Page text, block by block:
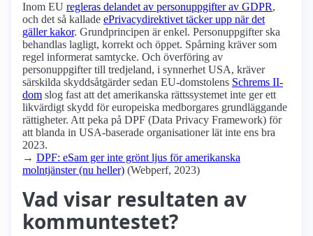
Inom EU regleras delandet av personuppgifter av GDPR,
och det så kallade ePrivacydirektivet täcker upp när det
gäller kakor. Grundprincipen är enkel. Personuppgifter ska
behandlas lagligt, korrekt och öppet. Spårning kräver som
regel informerat samtycke. Och överföring av
personuppgifter till tredjeland, i synnerhet USA, kräver
särskilda skyddsåtgärder sedan EU-domstolens Schrems II-
dom slog fast att det amerikanska rättssystemet inte ger ett
likvärdigt skydd för europeiska medborgares grundläggande
rättigheter. Att peka på DPF (Data Privacy Framework) för
att blanda in USA-baserade organisationer lät inte ens bra
2023.
→ DPF: eSam ger inte grönt ljus för amerikanska
molntjänster (nu heller) (Webperf, 2023)
Vad visar resultaten av
kommuntestet?